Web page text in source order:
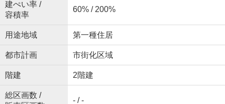
建ぺい率 /
容積率
60% / 200%
用途地域 第一種住居
都市計画 市街化区域
階建 2階建
総区画数 /
- / -